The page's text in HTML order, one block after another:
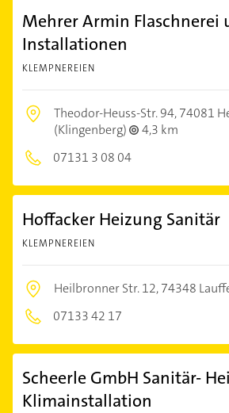
Mehrer Armin Flaschnerei
Installationen
KLEMPNEREIEN
Theodor-Heuss-Str. 94,74081
(Klingenberg)
4,3 km
07131 3 08 04
Hoffacker Heizung Sanitär
KLEMPNEREIEN
Heilbronner Str. 12,74348
07133 42 17
Scheerle GmbH Sanitär-
Klimainstallation